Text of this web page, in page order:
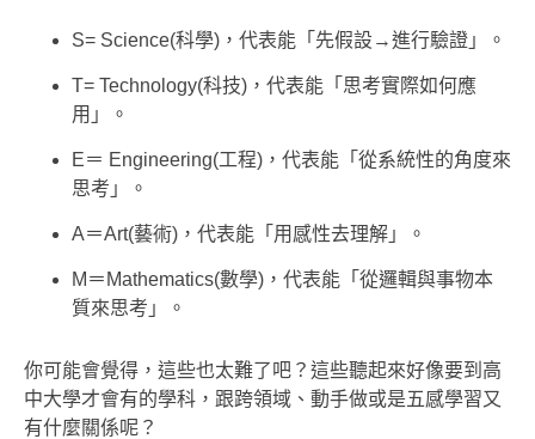
S= Science(科學)，代表能「先假設→進行驗證」。
T= Technology(科技)，代表能「思考實際如何應
用」。
E＝ Engineering(工程)，代表能「從系統性的角度來
思考」。
A＝Art(藝術)，代表能「用感性去理解」。
M＝Mathematics(數學)，代表能「從邏輯與事物本
質來思考」。
你可能會覺得，這些也太難了吧？這些聽起來好像要到高
中大學才會有的學科，跟跨領域、動手做或是五感學習又
有什麼關係呢？